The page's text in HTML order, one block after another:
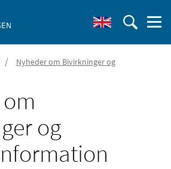
/
Nyheder om Bivirkninger og
og